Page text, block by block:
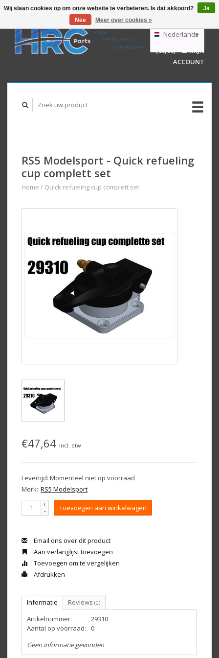
GBP
AUD
Nederlands
Deutsch
English
WINKELWAGEN
(€0,00)
MIJN
ACCOUNT
RS5 Modelsport - Quick refueling
cup complett set
Home / Quick refueling cup complett set
€47,64 Incl. btw
Levertijd: Momenteel niet op voorraad
Merk: RS5 Modelsport
+
- Toevoegen aan winkelwagen
Email ons over dit product
Aan verlanglijst toevoegen
Toevoegen om te vergelijken
Afdrukken
Informatie Reviews (0)
Artikelnummer:
29310
Aantal op voorraad:
0
Geen informatie gevonden
Wij slaan cookies op om onze website te verbeteren. Is dat akkoord?
Ja
Nee
Meer over cookies »